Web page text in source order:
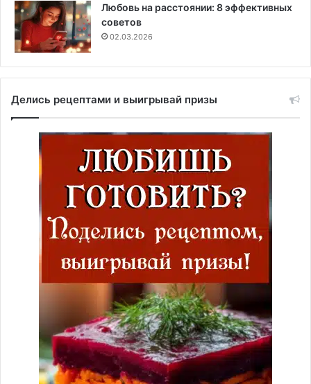
Любовь на расстоянии: 8 эффективных
советов
02.03.2026
Делись рецептами и выигрывай призы